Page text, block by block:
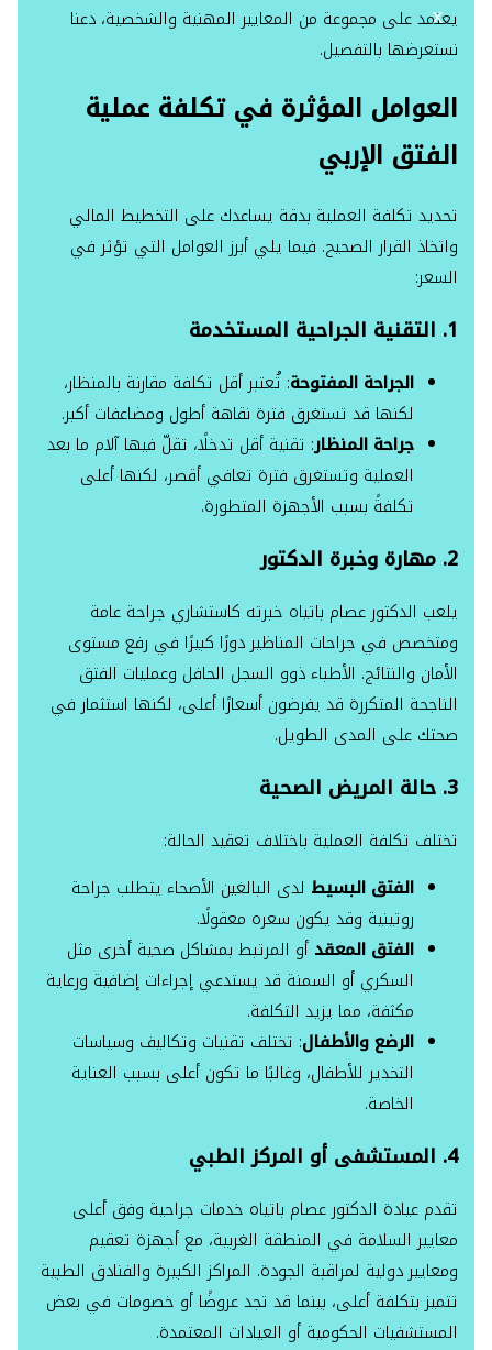
X
يعتمد على مجموعة من المعايير المهنية والشخصية، دعنا
نستعرضها بالتفصيل.
العوامل المؤثرة في تكلفة عملية
الفتق الإربي
تحديد تكلفة العملية بدقة يساعدك على التخطيط المالي
واتخاذ القرار الصحيح. فيما يلي أبرز العوامل التي تؤثر في
السعر:
1. التقنية الجراحية المستخدمة
الجراحة المفتوحة: تُعتبر أقل تكلفة مقارنة بالمنظار،
لكنها قد تستغرق فترة نقاهة أطول ومضاعفات أكبر.
جراحة المنظار: تقنية أقل تدخلًا، تقلّ فيها آلام ما بعد
العملية وتستغرق فترة تعافي أقصر، لكنها أعلى
تكلفةً بسبب الأجهزة المتطورة.
2. مهارة وخبرة الدكتور
يلعب الدكتور عصام باتياه خبرته كاستشاري جراحة عامة
ومتخصص في جراحات المناظير دورًا كبيرًا في رفع مستوى
الأمان والنتائج. الأطباء ذوو السجل الحافل وعمليات الفتق
الناجحة المتكررة قد يفرضون أسعارًا أعلى، لكنها استثمار في
صحتك على المدى الطويل.
3. حالة المريض الصحية
تختلف تكلفة العملية باختلاف تعقيد الحالة:
الفتق البسيط لدى البالغين الأصحاء يتطلب جراحة
روتينية وقد يكون سعره معقولًا.
الفتق المعقد أو المرتبط بمشاكل صحية أخرى مثل
السكري أو السمنة قد يستدعي إجراءات إضافية ورعاية
مكثفة، مما يزيد التكلفة.
الرضع والأطفال: تختلف تقنيات وتكاليف وسياسات
التخدير للأطفال، وغالبًا ما تكون أعلى بسبب العناية
الخاصة.
4. المستشفى أو المركز الطبي
تقدم عيادة الدكتور عصام باتياه خدمات جراحية وفق أعلى
معايير السلامة في المنطقة الغربية، مع أجهزة تعقيم
ومعايير دولية لمراقبة الجودة. المراكز الكبيرة والفنادق الطبية
تتميز بتكلفة أعلى، بينما قد تجد عروضًا أو خصومات في بعض
المستشفيات الحكومية أو العيادات المعتمدة.